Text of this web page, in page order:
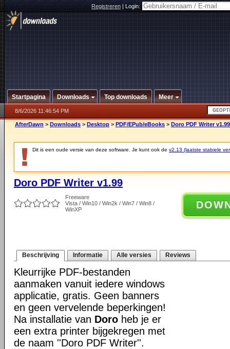
Registreren|Login:
Startpagina Downloads Top downloads Meer
8/6/2026 11:46:54 PM
AfterDawn > Downloads > Desktop > PDF/EPub/eBooks > Doro PDF Writer v1.99
Dit is een oude versie van deze software. Je kunt ook de v2.13 (laatste stabiele
Doro PDF Writer v1.99
Freeware
Vista / Win10 / Win2k / Win7 / Win8 /
WinXP
Beschrijving Informatie Alle versies Reviews
Kleurrijke PDF-bestanden
aanmaken vanuit iedere windows
applicatie, gratis. Geen banners
en geen vervelende beperkingen!
Na installatie van Doro heb je er
een extra printer bijgekregen met
de naam ''Doro PDF Writer''.